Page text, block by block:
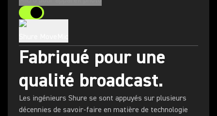
Les ingénieurs Shure se sont appuyés sur plusieurs
décennies de savoir-faire en matière de technologie
Fabriqué pour une
qualité broadcast.